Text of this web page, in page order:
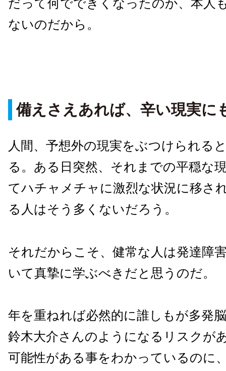
だって何でできくなったのか、本人
ないのだから。
備えさえあれば、辛い現実に
人間、予想外の現実をぶつけられる
る。ある日突然、それまでの平穏な
てハチャメチャに激烈な状況に移さ
る人はそう多くないだろう。
それだからこそ、健常な人は発達障
いて真摯に学ぶべきだと思うのだ。
年を重ねれば必然的に誰しもが多発
鈴木大介さんのようになるリスクが
可能性がある事をわかっているのに